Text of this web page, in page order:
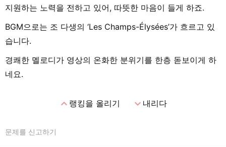
지원하는 노력을 전하고 있어, 따뜻한 마음이 들게 하죠.
BGM으로는 조 다생의 ‘Les Champs-Élysées’가 흐르고 있
습니다.
경쾌한 멜로디가 영상의 온화한 분위기를 한층 돋보이게 하
네요.
expand_less랭킹을 올리기 expand_more내리다
문제를 신고하기